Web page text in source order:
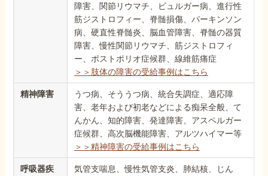
障害、関節リウマチ、ビュルガー病、進行性
筋ジストロフィー、脊髄損傷、パーキンソン
病、硬直性脊髄炎、脳血管障害、脊髄の器質
障害、慢性関節リウマチ、筋ジストロフィ
ー、ポストポリオ症候群、線維筋痛症
＞＞肢体の障害の受給事例はこちら
精神障害
うつ病、そううつ病、統合失調症、適応障
害、老年および初老などによる痴呆全般、て
んかん、知的障害、発達障害、アスペルガー
症候群、高次脳機能障害、アルツハイマー等
＞＞精神障害の受給事例はこちら
呼吸器疾
気管支喘息、慢性気管支炎、肺結核、じん